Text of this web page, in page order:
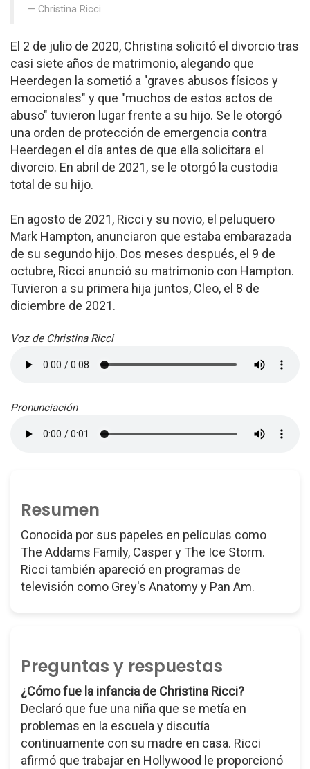
Christina Ricci
El 2 de julio de 2020, Christina solicitó el divorcio tras
casi siete años de matrimonio, alegando que
Heerdegen la sometió a "graves abusos físicos y
emocionales" y que "muchos de estos actos de
abuso" tuvieron lugar frente a su hijo. Se le otorgó
una orden de protección de emergencia contra
Heerdegen el día antes de que ella solicitara el
divorcio. En abril de 2021, se le otorgó la custodia
total de su hijo.
En agosto de 2021, Ricci y su novio, el peluquero
Mark Hampton, anunciaron que estaba embarazada
de su segundo hijo. Dos meses después, el 9 de
octubre, Ricci anunció su matrimonio con Hampton.
Tuvieron a su primera hija juntos, Cleo, el 8 de
diciembre de 2021.
Voz de Christina Ricci
Pronunciación
Resumen
Conocida por sus papeles en películas como
The Addams Family, Casper y The Ice Storm.
Ricci también apareció en programas de
televisión como Grey's Anatomy y Pan Am.
Preguntas y respuestas
¿Cómo fue la infancia de Christina Ricci?
Declaró que fue una niña que se metía en
problemas en la escuela y discutía
continuamente con su madre en casa. Ricci
afirmó que trabajar en Hollywood le proporcionó